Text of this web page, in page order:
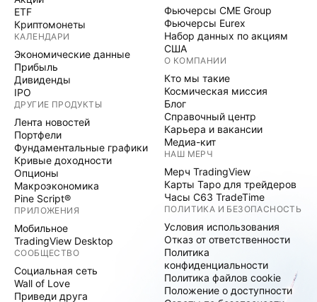
ETF
Криптомонеты
КАЛЕНДАРИ
Экономические данные
Прибыль
Дивиденды
IPO
ДРУГИЕ ПРОДУКТЫ
Лента новостей
Портфели
Фундаментальные графики
Кривые доходности
Опционы
Макроэкономика
Pine Script®
ПРИЛОЖЕНИЯ
Мобильное
TradingView Desktop
СООБЩЕСТВО
Социальная сеть
Wall of Love
Приведи друга
Фьючерсы CME Group
Фьючерсы Eurex
Набор данных по акциям
США
О КОМПАНИИ
Кто мы такие
Космическая миссия
Блог
Справочный центр
Карьера и вакансии
Медиа-кит
НАШ МЕРЧ
Мерч TradingView
Карты Таро для трейдеров
Часы C63 TradeTime
ПОЛИТИКА И БЕЗОПАСНОСТЬ
Условия использования
Отказ от ответственности
Политика
конфиденциальности
Политика файлов cookie
Положение о доступности